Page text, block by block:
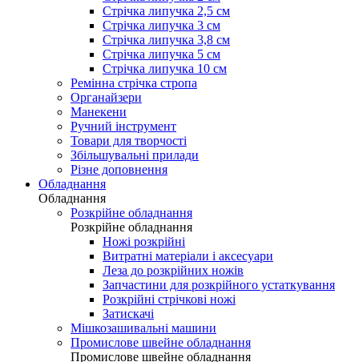
Стрічка липучка 2,5 см
Стрічка липучка 3 см
Стрічка липучка 3,8 см
Стрічка липучка 5 см
Стрічка липучка 10 см
Ремінна стрічка стропа
Органайзери
Манекени
Ручний інструмент
Товари для творчості
Збільшувальні прилади
Різне доповнення
Обладнання
Обладнання
Розкрійне обладнання
Розкрійне обладнання
Ножі розкрійні
Витратні матеріали і аксесуари
Леза до розкрійних ножів
Запчастини для розкрійного устаткування
Розкрійні стрічкові ножі
Затискачі
Мішкозашивальні машини
Промислове швейне обладнання
Промислове швейне обладнання